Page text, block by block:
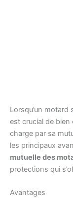
Lorsqu’un motard
est crucial de
charge par sa
les principaux
mutuelle des
protections qui
Avantages